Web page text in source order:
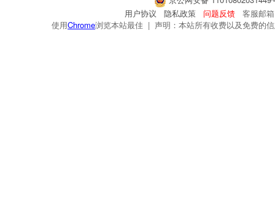
用户协议
隐私政策 问题反馈
客服邮
使用Chrome浏览本站最佳 | 声明：本站所有收费以及免费的